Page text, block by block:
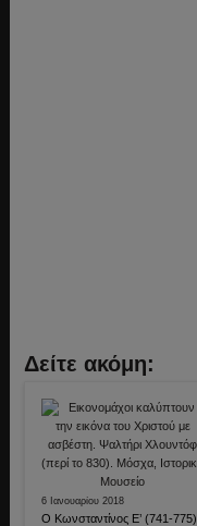
Δείτε ακόμη:
6 Ιανουαρίου 2018
Ο Κωνσταντίνος Ε’ (741-775).